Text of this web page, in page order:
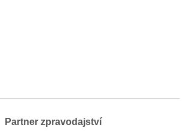
Partner zpravodajství